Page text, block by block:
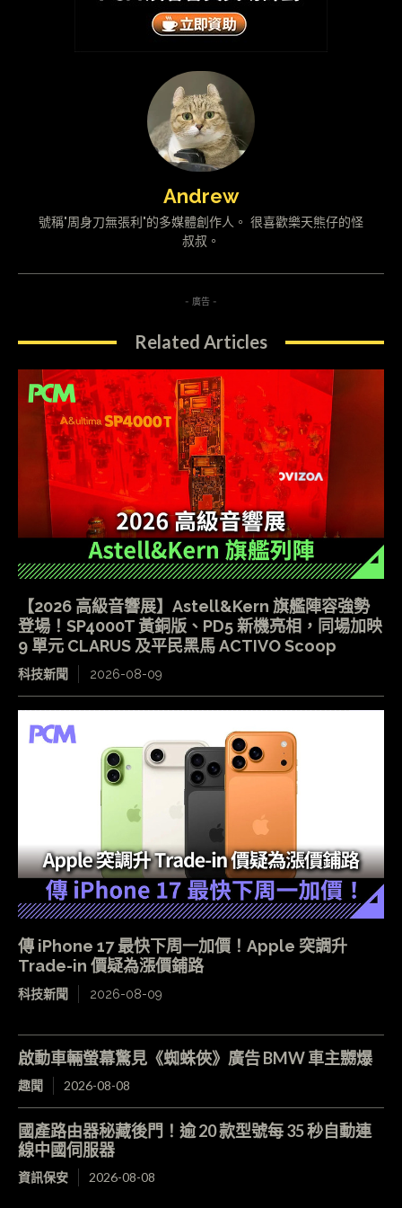
Andrew
號稱"周身刀無張利"的多媒體創作人。 很喜歡樂天熊仔的怪
叔叔。
- 廣告 -
Related Articles
【2026 高級音響展】Astell&Kern 旗艦陣容強勢
登場！SP4000T 黃銅版、PD5 新機亮相，同場加映
9 單元 CLARUS 及平民黑馬 ACTIVO Scoop
科技新聞 2026-08-09
傳 iPhone 17 最快下周一加價！Apple 突調升
Trade-in 價疑為漲價鋪路
科技新聞 2026-08-09
啟動車輛螢幕驚見《蜘蛛俠》廣告 BMW 車主嬲爆
趣聞 2026-08-08
國產路由器秘藏後門！逾 20 款型號每 35 秒自動連
線中國伺服器
資訊保安 2026-08-08